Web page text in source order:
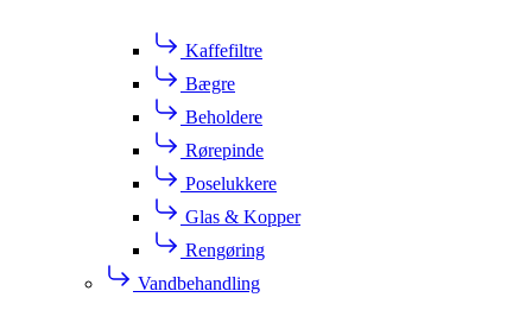
Kaffefiltre
Bægre
Beholdere
Rørepinde
Poselukkere
Glas & Kopper
Rengøring
Vandbehandling